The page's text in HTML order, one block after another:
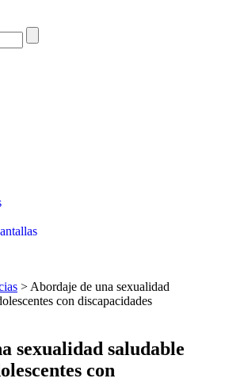
> Abordaje de una sexualidad
con discapacidades
sexualidad saludable
con